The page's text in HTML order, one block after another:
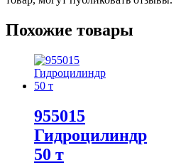
Похожие товары
955015
Гидроцилиндр
50 т